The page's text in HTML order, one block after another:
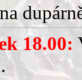
18.00: